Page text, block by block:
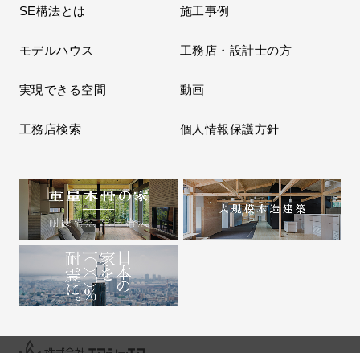
SE構法とは 施工事例
モデルハウス 工務店・設計士の方
実現できる空間 動画
工務店検索 個人情報保護方針